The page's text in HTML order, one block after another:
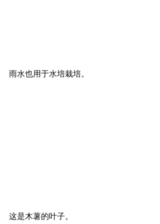
雨水也用于水培栽培。
这是木薯的叶子。